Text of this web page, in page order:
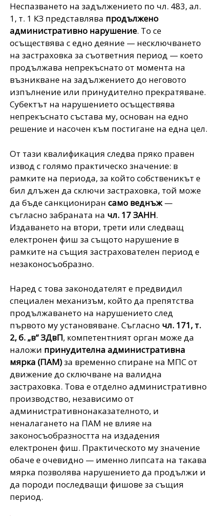
Неспазването на задължението по чл. 483, ал.
1, т. 1 КЗ представлява продължено
административно нарушение. То се
осъществява с едно деяние — несключването
на застраховка за съответния период — което
продължава непрекъснато от момента на
възникване на задължението до неговото
изпълнение или принудително прекратяване.
Субектът на нарушението осъществява
непрекъснато състава му, основан на едно
решение и насочен към постигане на една цел.
От тази квалификация следва пряко правен
извод с голямо практическо значение: в
рамките на периода, за който собственикът е
бил длъжен да сключи застраховка, той може
да бъде санкциониран само веднъж—
съгласно забраната на чл. 17 ЗАНН.
Издаването на втори, трети или следващ
електронен фиш за същото нарушение в
рамките на същия застрахователен период е
незаконосъобразно.
Наред с това законодателят е предвидил
специален механизъм, който да препятства
продължаването на нарушението след
първото му установяване. Съгласно чл. 171, т.
2, б. „в“ ЗДвП, компетентният орган може да
наложи принудителна административна
мярка (ПАМ)за временно спиране на МПС от
движение до сключване на валидна
застраховка. Това е отделно административно
производство, независимо от
административнонаказателното, и
неналагането на ПАМ не влияе на
законосъобразността на издадения
електронен фиш. Практическото му значение
обаче е очевидно — именно липсата на такава
мярка позволява нарушението да продължи и
да породи последващи фишове за същия
период.